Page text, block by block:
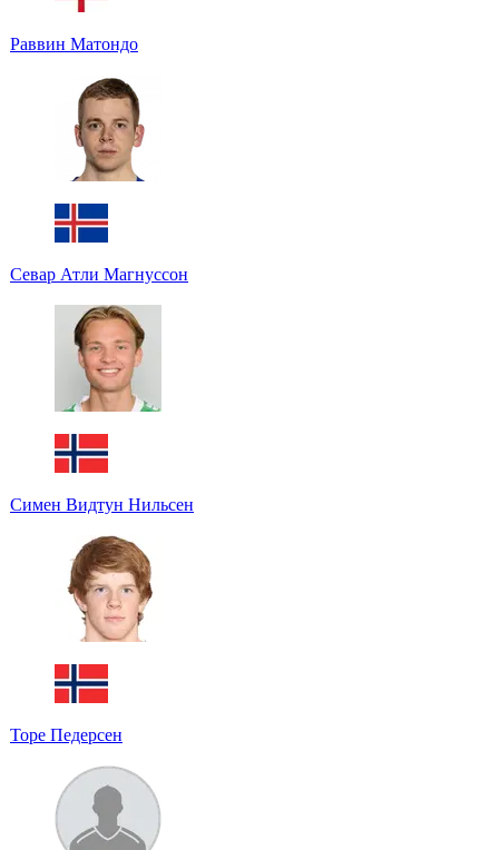
Раввин Матондо
Севар Атли Магнуссон
Симен Видтун Нильсен
Торе Педерсен